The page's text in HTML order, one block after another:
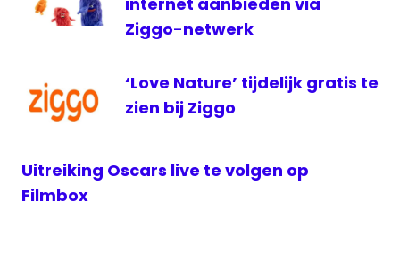
Ziggo-netwerk
‘Love Nature’ tijdelijk gratis te
zien bij Ziggo
Uitreiking Oscars live te volgen op
Filmbox